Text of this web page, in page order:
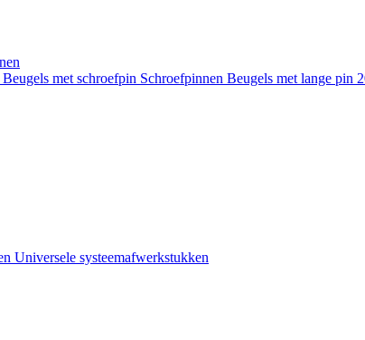
Beugels met schroefpin Schroefpinnen Beugels met lange pin
Universele systeemafwerkstukken